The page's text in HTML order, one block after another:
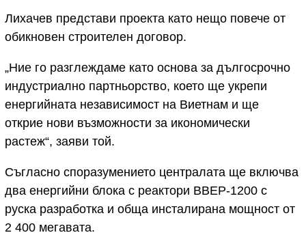
Лихачев представи проекта като нещо повече от
обикновен строителен договор.
„Ние го разглеждаме като основа за дългосрочно
индустриално партньорство, което ще укрепи
енергийната независимост на Виетнам и ще
открие нови възможности за икономически
растеж“, заяви той.
Съгласно споразумението централата ще включва
два енергийни блока с реактори ВВЕР-1200 с
руска разработка и обща инсталирана мощност от
2 400 мегавата.